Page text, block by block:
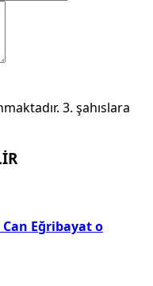
3. şahıslara
Eğribayat o